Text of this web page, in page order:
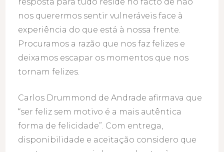
nos querermos sentir vulneráveis face à
experiência do que está à nossa frente.
Procuramos a razão que nos faz felizes e
deixamos escapar os momentos que nos
tornam felizes.
Carlos Drummond de Andrade afirmava que
“ser feliz sem motivo é a mais autêntica
forma de felicidade”. Com entrega,
disponibilidade e aceitação considero que